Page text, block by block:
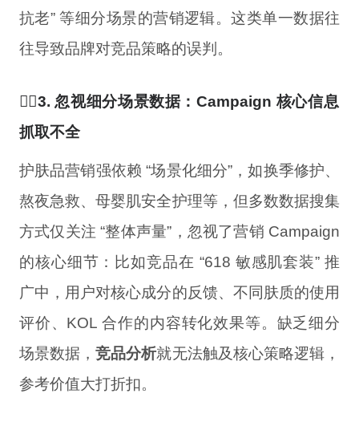
抗老” 等细分场景的营销逻辑。这类单一数据往
往导致品牌对竞品策略的误判。
🤦‍♀️3. 忽视细分场景数据：Campaign 核心信息
抓取不全
护肤品营销强依赖 “场景化细分”，如换季修护、
熬夜急救、母婴肌安全护理等，但多数数据搜集
方式仅关注 “整体声量”，忽视了营销 Campaign
的核心细节：比如竞品在 “618 敏感肌套装” 推
广中，用户对核心成分的反馈、不同肤质的使用
评价、KOL 合作的内容转化效果等。缺乏细分
场景数据，竞品分析就无法触及核心策略逻辑，
参考价值大打折扣。